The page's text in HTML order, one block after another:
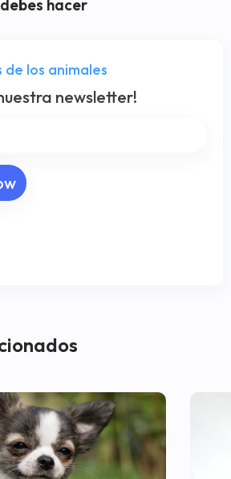
hacer
los animales
newsletter!